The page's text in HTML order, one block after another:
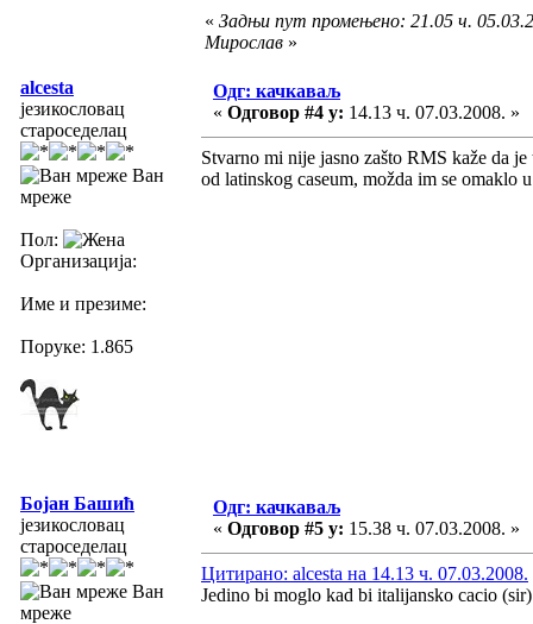
« Задњи пут промењено: 21.05 ч.
Мирослав »
alcesta
језикословац
староседелац
Ван
мреже
Пол:
Организација:
Име и презиме:
Поруке: 1.865
Одг: качкаваљ
« Одговор #4 у: 14.13 ч. 07.03.2008. »
Stvarno mi nije jasno zašto RMS kaže da
od latinskog caseum, možda im se omaklo
Бојан Башић
језикословац
староседелац
Ван
мреже
Одг: качкаваљ
« Одговор #5 у: 15.38 ч. 07.03.2008. »
Цитирано: alcesta на 14.13 ч. 07.03.2008.
Jedino bi moglo kad bi italijansko cacio